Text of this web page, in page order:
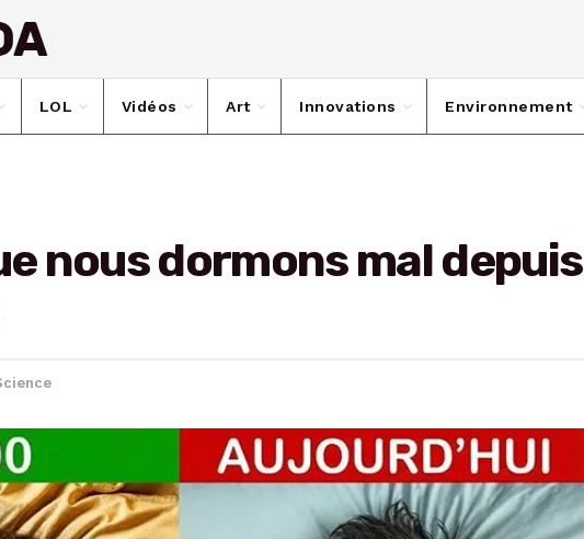
LOL Vidéos Art Innovations Environnement
nous dormons mal depuis